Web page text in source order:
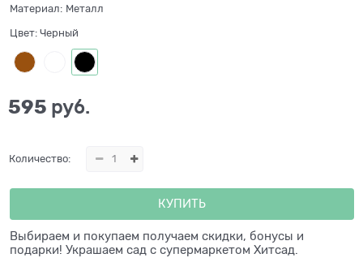
Материал: Металл
Цвет: Черный
595 руб.
Количество:
КУПИТЬ
Выбираем и покупаем получаем скидки, бонусы и
подарки! Украшаем сад с супермаркетом Хитсад.